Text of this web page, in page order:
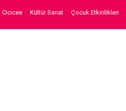
Cicicee Kültür Sanat Çocuk Etkinlikleri